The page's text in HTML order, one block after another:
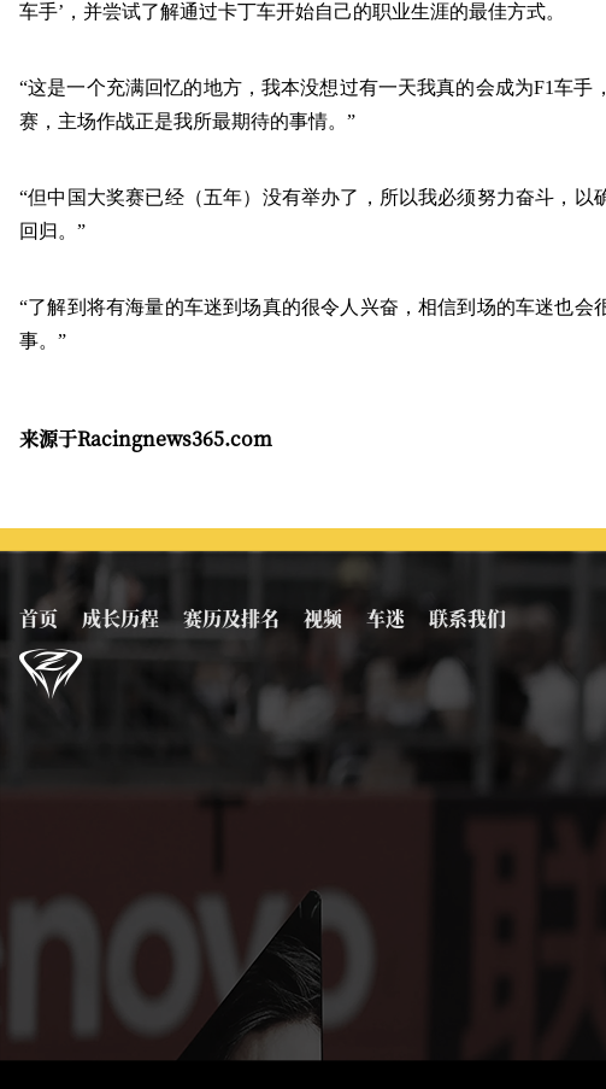
车手’，并尝试了解通过卡丁车开始自己的职业生涯的最佳方式。
“这是一个充满回忆的地方，我本没想过有一天我真的会成为F1车手
赛，主场作战正是我所最期待的事情。”
“但中国大奖赛已经（五年）没有举办了，所以我必须努力奋斗，以
回归。”
“了解到将有海量的车迷到场真的很令人兴奋，相信到场的车迷也会
事。”
来源于Racingnews365.com
首页 成长历程 赛历及排名 视频 车迷 联系我们